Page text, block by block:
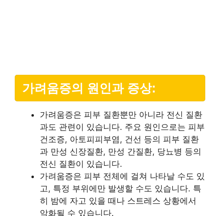
가려움증의 원인과 증상:
가려움증은 피부 질환뿐만 아니라 전신 질환
과도 관련이 있습니다. 주요 원인으로는 피부
건조증, 아토피피부염, 건선 등의 피부 질환
과 만성 신장질환, 만성 간질환, 당뇨병 등의
전신 질환이 있습니다.
가려움증은 피부 전체에 걸쳐 나타날 수도 있
고, 특정 부위에만 발생할 수도 있습니다. 특
히 밤에 자고 있을 때나 스트레스 상황에서
악화될 수 있습니다.